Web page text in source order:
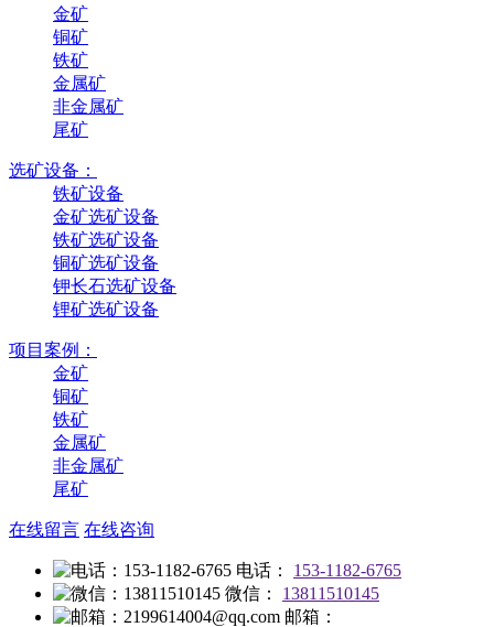
金矿
铜矿
铁矿
金属矿
非金属矿
尾矿
选矿设备：
铁矿设备
金矿选矿设备
铁矿选矿设备
铜矿选矿设备
钾长石选矿设备
锂矿选矿设备
项目案例：
金矿
铜矿
铁矿
金属矿
非金属矿
尾矿
在线留言 在线咨询
电话：
153-1182-6765
微信：
13811510145
邮箱：